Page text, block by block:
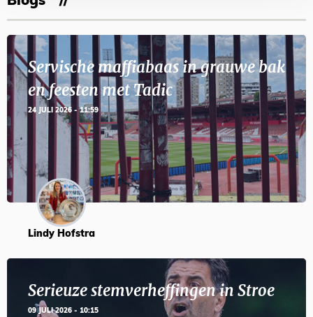
Servische maffiabaas in grauwe bak
en feesten met Tadic
24 JULI 2026 - 11:59
Lindy Hofstra
Serieuze stemverheffingen in Stroe
09 JULI 2026 - 10:15